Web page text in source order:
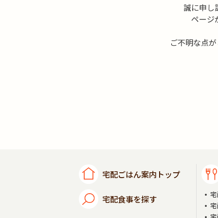
誠に申し
ページ
ご不明な点
宅配ごはん案内トップ
宅配食事を探す